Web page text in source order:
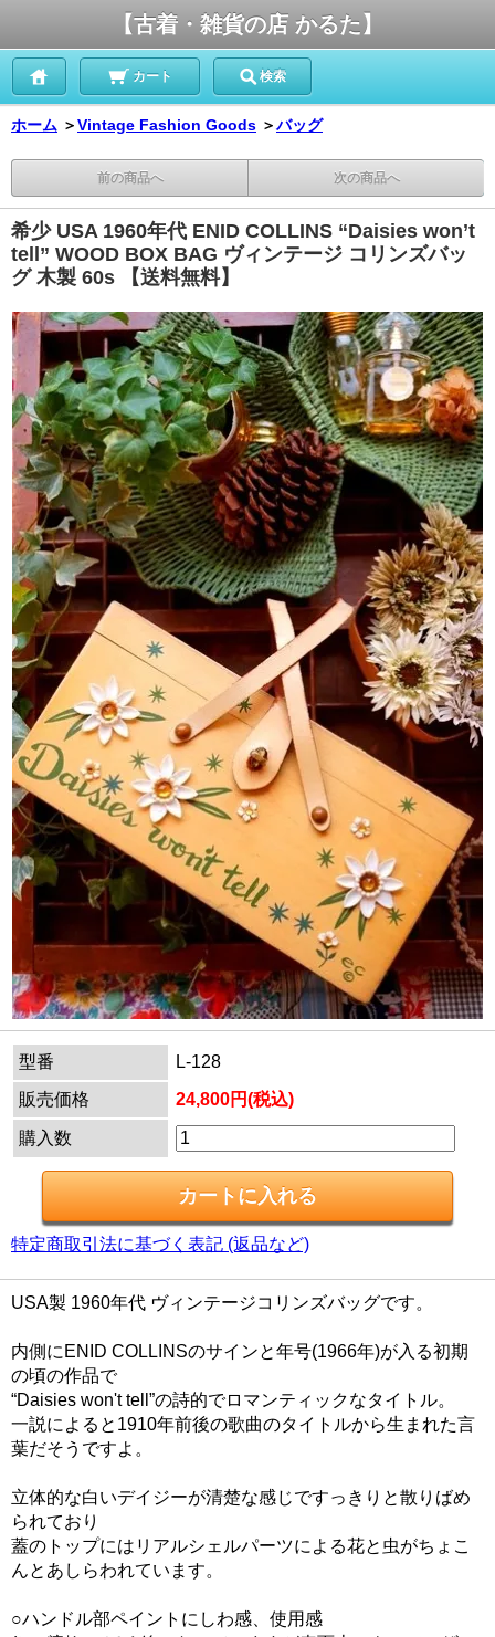
【古着・雑貨の店 かるた】
カート 検索
ホーム ＞Vintage Fashion Goods ＞バッグ
前の商品へ 次の商品へ
希少 USA 1960年代 ENID COLLINS “Daisies won’t
tell” WOOD BOX BAG ヴィンテージ コリンズバッ
グ 木製 60s 【送料無料】
型番
L-128
販売価格
24,800円(税込)
購入数
特定商取引法に基づく表記 (返品など)
USA製 1960年代 ヴィンテージコリンズバッグです。
内側にENID COLLINSのサインと年号(1966年)が入る初期
の頃の作品で
“Daisies won't tell”の詩的でロマンティックなタイトル。
一説によると1910年前後の歌曲のタイトルから生まれた言
葉だそうですよ。
立体的な白いデイジーが清楚な感じですっきりと散りばめ
られており
蓋のトップにはリアルシェルパーツによる花と虫がちょこ
んとあしらわれています。
○ハンドル部ペイントにしわ感、使用感